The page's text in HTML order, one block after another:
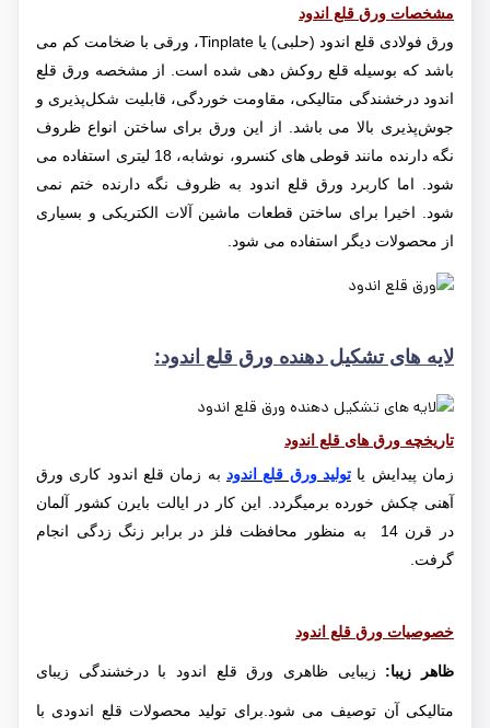
مشخصات ورق قلع اندود
ورق فولادی قلع اندود (حلبی) یا Tinplate، ورقی با ضخامت کم می
باشد که بوسیله قلع روکش دهی شده است. از مشخصه ورق قلع
اندود درخشندگی متالیکی، مقاومت خوردگی، قابلیت شکل‌پذیری و
جوش‌پذیری بالا می باشد. از این ورق برای ساختن انواع ظروف
نگه دارنده مانند قوطی های کنسرو، نوشابه، 18 لیتری استفاده می
شود. اما کاربرد ورق قلع اندود به ظروف نگه دارنده ختم نمی
شود. اخیرا برای ساختن قطعات ماشین آلات الکتریکی و بسیاری
از محصولات دیگر استفاده می شود.
لایه های تشکیل دهنده ورق قلع اندود:
تاریخچه ورق های قلع اندود
زمان پیدایش یا تولید ورق قلع اندود به زمان قلع اندود کاری ورق
آهنی چکش خورده برمیگردد. این کار در ایالت بایرن کشور آلمان
در قرن 14 به منظور محافظت فلز در برابر زنگ زدگی انجام
گرفت.
خصوصیات ورق قلع اندود
ظاهر زیبا: زیبایی ظاهری ورق قلع اندود با درخشندگی زیبای
متالیکی آن توصیف می شود.برای تولید محصولات قلع اندودی با